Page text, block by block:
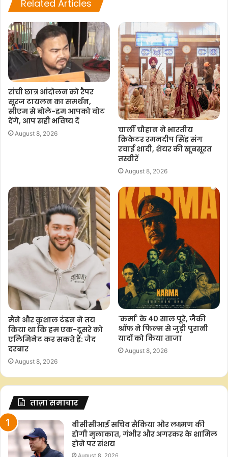
o
p
r
n
Related Articles
रांची छात्र आंदोलन को रैपर
सूरज टायलन का समर्थन,
सीएम से बोले-हम आपको वोट
देंगे, आप सही भविष्य दें
August 8, 2026
चार्ली चौहान ने भारतीय
क्रिकेटर रमनदीप सिंह संग
रचाई शादी, शेयर की खूबसूरत
तस्वीरें
August 8, 2026
मैंने और कुशाल टंडन ने तय
किया था कि हम एक-दूसरे को
एलिमिनेट कर सकते हैं: जैद
दरबार
August 8, 2026
'कर्मा' के 40 साल पूरे, जैकी
श्रॉफ ने फिल्म से जुड़ी पुरानी
यादों को किया ताजा
August 8, 2026
ताज़ा समाचार
बीसीसीआई सचिव सैकिया और लक्ष्मण की
होगी मुलाकात, गंभीर और अगरकर के शामिल
होने पर संशय
August 8, 2026